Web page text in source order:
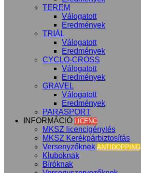
TEREM
Válogatott
Eredmények
TRIÁL
Válogatott
Eredmények
CYCLO-CROSS
Válogatott
Eredmények
GRAVEL
Válogatott
Eredmények
PARASPORT
INFORMÁCIÓ LICENC
MKSZ licencigénylés
MKSZ Kerékpárbiztosítás
Versenyzőknek ANTIDOPPING
Kluboknak
Bíróknak